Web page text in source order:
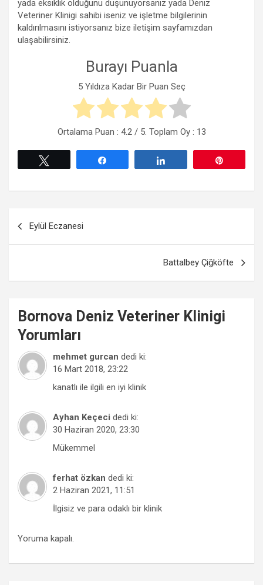
yada eksiklik olduğunu düşünüyorsanız yada Deniz
Veteriner Klinigi sahibi iseniz ve işletme bilgilerinin
kaldırılmasını istiyorsanız bize iletişim sayfamızdan
ulaşabilirsiniz.
Burayı Puanla
5 Yıldıza Kadar Bir Puan Seç
Ortalama Puan : 4.2/ 5. Toplam Oy : 13
gezinmesi
Eylül Eczanesi
Battalbey Çiğköfte
Bornova Deniz Veteriner Klinigi
Yorumları
mehmet gurcan dedi ki:
16 Mart 2018, 23:22
kanatlı ile ilgili en iyi klinik
Ayhan Keçeci dedi ki:
30 Haziran 2020, 23:30
Mükemmel
ferhat özkan dedi ki:
2 Haziran 2021, 11:51
İlgisiz ve para odaklı bir klinik
Yoruma kapalı.